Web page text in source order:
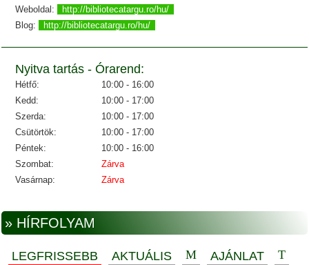
Weboldal:
http://bibliotecatargu.ro/hu/
Blog:
http://bibliotecatargu.ro/hu/
Nyitva tartás - Órarend:
Hétfő:
10:00 - 16:00
Kedd:
10:00 - 17:00
Szerda:
10:00 - 17:00
Csütörtök:
10:00 - 17:00
Péntek:
10:00 - 16:00
Szombat:
Zárva
Vasárnap:
Zárva
» HÍRFOLYAM
LEGFRISSEBB AKTUÁLIS AJÁNLAT